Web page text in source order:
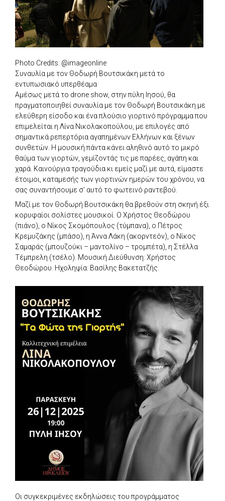
Photo Credits: @imageonline
Συναυλία με τον Θοδωρή Βουτσικάκη μετά το
εντυπωσιακό υπερθέαμα
Αμέσως μετά το drone show, στην πύλη Ιησού, θα
πραγματοποιηθεί συναυλία με τον Θοδωρή Βουτσικάκη με
ελεύθερη είσοδο και ένα πλούσιο γιορτινό πρόγραμμα που
επιμελείται η Λίνα Νικολακοπούλου, με επιλογές από
σημαντικά ρεπερτόρια αγαπημένων Ελλήνων και ξένων
συνθετών. Η μουσική πάντα κάνει αληθινό αυτό το μικρό
θαύμα των γιορτών, γεμίζοντάς τις με παρέες, αγάπη και
χαρά. Καινούργια τραγούδια κι εμείς μαζί με αυτά, είμαστε
έτοιμοι, καταμεσής των γιορτινών ημερών του χρόνου, να
σας συναντήσουμε σ’ αυτό το φωτεινό ραντεβού.
Μαζί με τον Θοδωρή Βουτσικάκη θα βρεθούν στη σκηνή έξι
κορυφαίοι σολίστες μουσικοί. Ο Χρήστος Θεοδώρου
(πιάνο), ο Νίκος Σκομόπουλος (τύμπανα), ο Πέτρος
Κρεμυζάκης (μπάσο), η Άννα Λάκη (ακορντεόν), ο Νίκος
Σαμαράς (μπουζούκι – μαντολίνο – τρομπέτα), η Στέλλα
Τέμπρελη (τσέλο). Μουσική Διεύθυνση: Χρήστος
Θεοδώρου. Ηχοληψία: Βασίλης Βακετατζής.
Οι συγκεκριμένες εκδηλώσεις του προγράμματος